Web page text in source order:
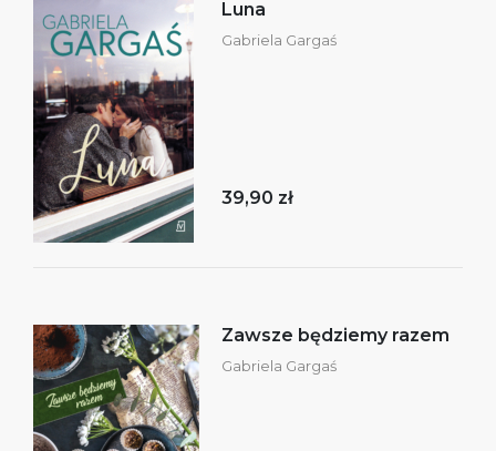
Luna
Gabriela Gargaś
39,90 zł
Zawsze będziemy razem
Gabriela Gargaś